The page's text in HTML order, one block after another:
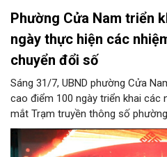
Phường Cửa Nam triển
ngày thực hiện các
chuyển đổi số
Sáng 31/7, UBND phường Cửa
cao điểm 100 ngày triển khai các
mắt Trạm truyền thông số
thiệu các sản phẩm du lịch gắn
trên địa bàn.